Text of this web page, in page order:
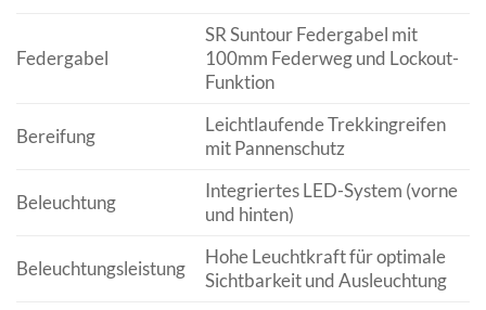
Federgabel
SR Suntour Federgabel mit
100mm Federweg und Lockout-
Funktion
Bereifung
Leichtlaufende Trekkingreifen
mit Pannenschutz
Beleuchtung
Integriertes LED-System (vorne
und hinten)
Beleuchtungsleistung
Hohe Leuchtkraft für optimale
Sichtbarkeit und Ausleuchtung